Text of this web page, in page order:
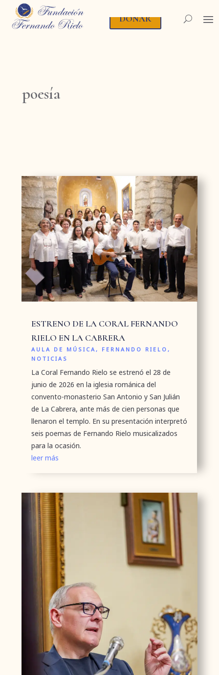
DONAR
poesía
ESTRENO DE LA CORAL FERNANDO
RIELO EN LA CABRERA
AULA DE MÚSICA, FERNANDO RIELO,
NOTICIAS
La Coral Fernando Rielo se estrenó el 28 de
junio de 2026 en la iglesia románica del
convento-monasterio San Antonio y San Julián
de La Cabrera, ante más de cien personas que
llenaron el templo. En su presentación interpretó
seis poemas de Fernando Rielo musicalizados
para la ocasión.
leer más